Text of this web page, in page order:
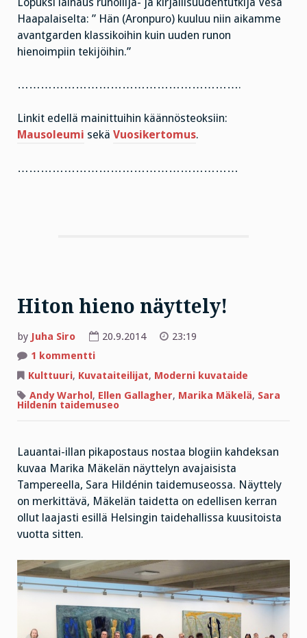
Haapalaiselta: ” Hän (Aronpuro) kuuluu niin aikamme
avantgarden klassikoihin kuin uuden runon
hienoimpiin tekijöihin.”
………………………………………………….
Linkit edellä mainittuihin käännösteoksiin:
Mausoleumi sekä Vuosikertomus.
…………………………………………………
Hiton hieno näyttely!
by Juha Siro 20.9.2014
23:19
1 kommenttiartikkeliin
hieno
näyttely!
Kulttuuri, Kuvataiteilijat, Moderni kuvataide
Andy Warhol, Ellen Gallagher, Marika Mäkelä, Sara
Hildenin taidemuseo
Lauantai-illan pikapostaus nostaa blogiin kahdeksan
kuvaa Marika Mäkelän näyttelyn avajaisista
Tampereella, Sara Hildénin taidemuseossa. Näyttely
on merkittävä, Mäkelän taidetta on edellisen kerran
ollut laajasti esillä Helsingin taidehallissa kuusitoista
vuotta sitten.